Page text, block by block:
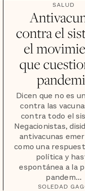
SALUD
contra el
el
que
Dicen que no es
contra las
contra todo el
Negacionistas,
antivacunas
como una
política y
espontánea a la
pandem...
SOLEDAD